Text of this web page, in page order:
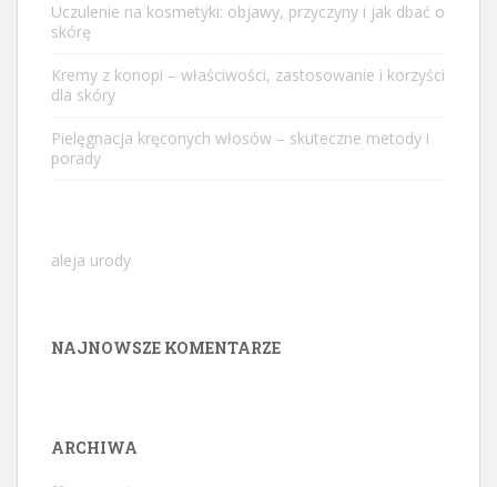
Uczulenie na kosmetyki: objawy, przyczyny i jak dbać o
skórę
Kremy z konopi – właściwości, zastosowanie i korzyści
dla skóry
Pielęgnacja kręconych włosów – skuteczne metody i
porady
aleja urody
NAJNOWSZE KOMENTARZE
ARCHIWA